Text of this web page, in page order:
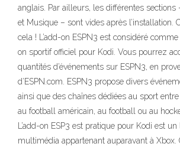
anglais. Par ailleurs, les différentes sections
et Musique – sont vides après l’installation.
cela ! L’add-on ESPN3 est considéré
on sportif officiel pour Kodi. Vous pourrez
quantités d’événements sur ESPN3, en
d’ESPN.com. ESPN3 propose divers
ainsi que des chaînes dédiées au sport entre
au football américain, au football ou au
L’add-on ESP3 est pratique pour Kodi est
multimédia appartenant auparavant à Xbox.